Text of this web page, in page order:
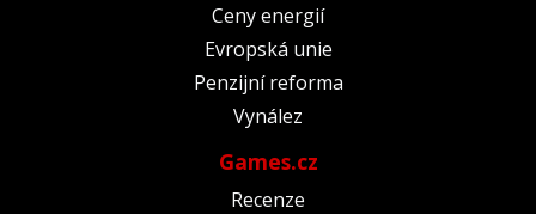
Ceny energií
Evropská unie
Penzijní reforma
Vynález
Games.cz
Recenze